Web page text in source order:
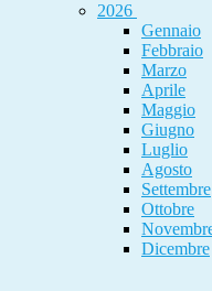
2026
Gennaio
Febbraio
Marzo
Aprile
Maggio
Giugno
Luglio
Agosto
Settembre
Ottobre
Dicembre